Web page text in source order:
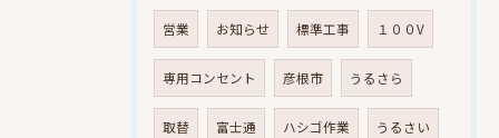
営業 お知らせ 標準工事 １００V
専用コンセント 彦根市 うるさら
取替 富士通 ハシゴ作業 うるさい